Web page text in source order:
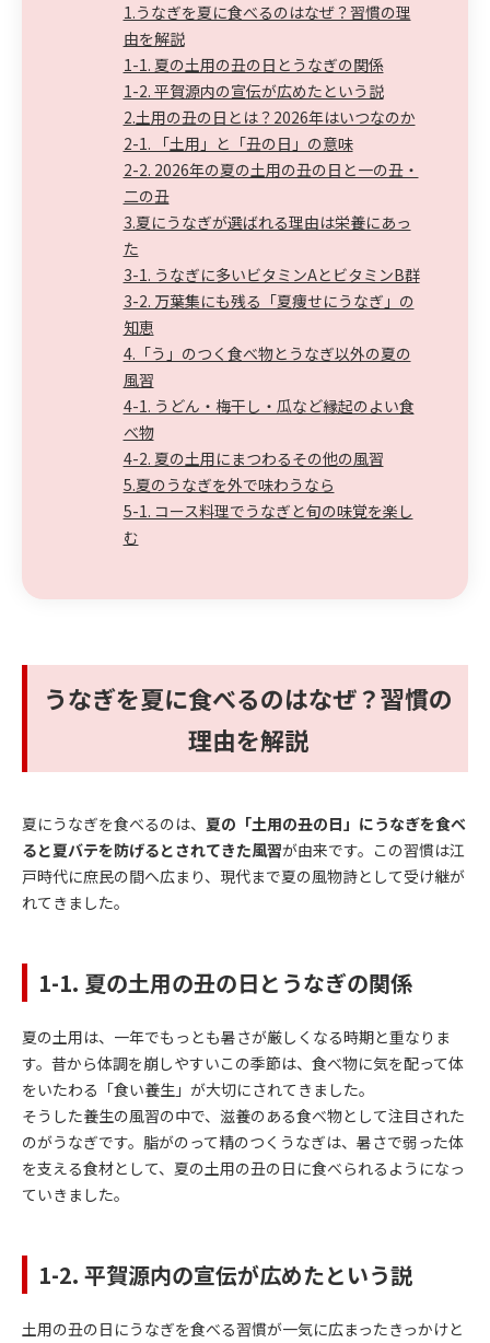
1.うなぎを夏に食べるのはなぜ？習慣の理
由を解説
1-1. 夏の土用の丑の日とうなぎの関係
1-2. 平賀源内の宣伝が広めたという説
2.土用の丑の日とは？2026年はいつなのか
2-1. 「土用」と「丑の日」の意味
2-2. 2026年の夏の土用の丑の日と一の丑・
二の丑
3.夏にうなぎが選ばれる理由は栄養にあっ
た
3-1. うなぎに多いビタミンAとビタミンB群
3-2. 万葉集にも残る「夏痩せにうなぎ」の
知恵
4.「う」のつく食べ物とうなぎ以外の夏の
風習
4-1. うどん・梅干し・瓜など縁起のよい食
べ物
4-2. 夏の土用にまつわるその他の風習
5.夏のうなぎを外で味わうなら
5-1. コース料理でうなぎと旬の味覚を楽し
む
うなぎを夏に食べるのはなぜ？習慣の
理由を解説
夏にうなぎを食べるのは、 夏の「土用の丑の日」にうなぎを食べ
ると夏バテを防げるとされてきた風習が由来です。この習慣は江
戸時代に庶民の間へ広まり、現代まで夏の風物詩として受け継が
れてきました。
1-1. 夏の土用の丑の日とうなぎの関係
夏の土用は、一年でもっとも暑さが厳しくなる時期と重なりま
す。昔から体調を崩しやすいこの季節は、食べ物に気を配って体
をいたわる「食い養生」が大切にされてきました。
そうした養生の風習の中で、滋養のある食べ物として注目された
のがうなぎです。脂がのって精のつくうなぎは、暑さで弱った体
を支える食材として、夏の土用の丑の日に食べられるようになっ
ていきました。
1-2. 平賀源内の宣伝が広めたという説
土用の丑の日にうなぎを食べる習慣が一気に広まったきっかけと